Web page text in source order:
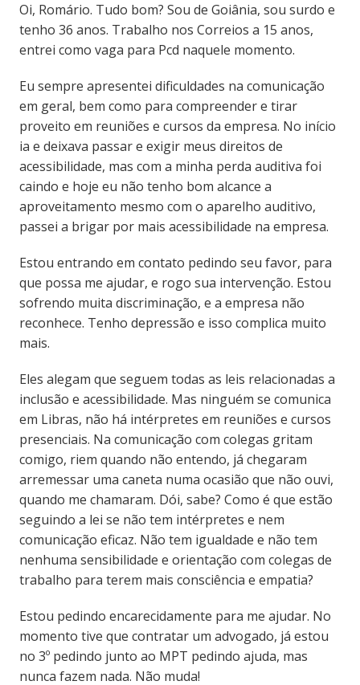
Oi, Romário. Tudo bom? Sou de Goiânia, sou surdo e
tenho 36 anos. Trabalho nos Correios a 15 anos,
entrei como vaga para Pcd naquele momento.
Eu sempre apresentei dificuldades na comunicação
em geral, bem como para compreender e tirar
proveito em reuniões e cursos da empresa. No início
ia e deixava passar e exigir meus direitos de
acessibilidade, mas com a minha perda auditiva foi
caindo e hoje eu não tenho bom alcance a
aproveitamento mesmo com o aparelho auditivo,
passei a brigar por mais acessibilidade na empresa.
Estou entrando em contato pedindo seu favor, para
que possa me ajudar, e rogo sua intervenção. Estou
sofrendo muita discriminação, e a empresa não
reconhece. Tenho depressão e isso complica muito
mais.
Eles alegam que seguem todas as leis relacionadas a
inclusão e acessibilidade. Mas ninguém se comunica
em Libras, não há intérpretes em reuniões e cursos
presenciais. Na comunicação com colegas gritam
comigo, riem quando não entendo, já chegaram
arremessar uma caneta numa ocasião que não ouvi,
quando me chamaram. Dói, sabe? Como é que estão
seguindo a lei se não tem intérpretes e nem
comunicação eficaz. Não tem igualdade e não tem
nenhuma sensibilidade e orientação com colegas de
trabalho para terem mais consciência e empatia?
Estou pedindo encarecidamente para me ajudar. No
momento tive que contratar um advogado, já estou
no 3º pedindo junto ao MPT pedindo ajuda, mas
nunca fazem nada. Não muda!